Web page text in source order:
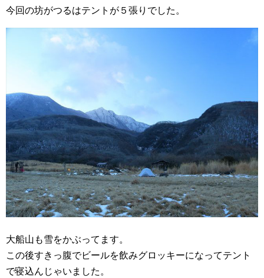
今回の坊がつるはテントが５張りでした。
大船山も雪をかぶってます。
この後すきっ腹でビールを飲みグロッキーになってテント
で寝込んじゃいました。